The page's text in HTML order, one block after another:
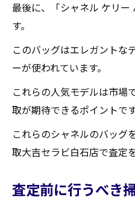
最後に、「シャネル ケリー
す。
このバッグはエレガントな
ーが使われています。
これらの人気モデルは市場
取が期待できるポイントです
これらのシャネルのバッグ
取大吉セラビ白石店で査定
査定前に行うべき